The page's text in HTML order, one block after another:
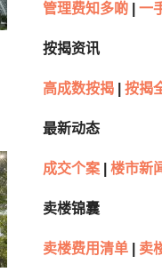
管理费知多啲 一
按揭资讯
高成数按揭 按揭
最新动态
成交个案 楼市新
卖楼锦囊
卖楼费用清单 卖